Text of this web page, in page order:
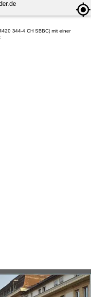
344-4 CH SBBC) mit einer